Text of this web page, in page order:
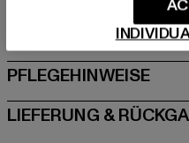
GRÖSSE &
PFLEGEHINWEISE
LIEFERUNG &